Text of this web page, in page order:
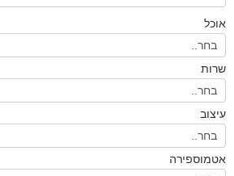
אוכל
שרות
עיצוב
אטמוספירה